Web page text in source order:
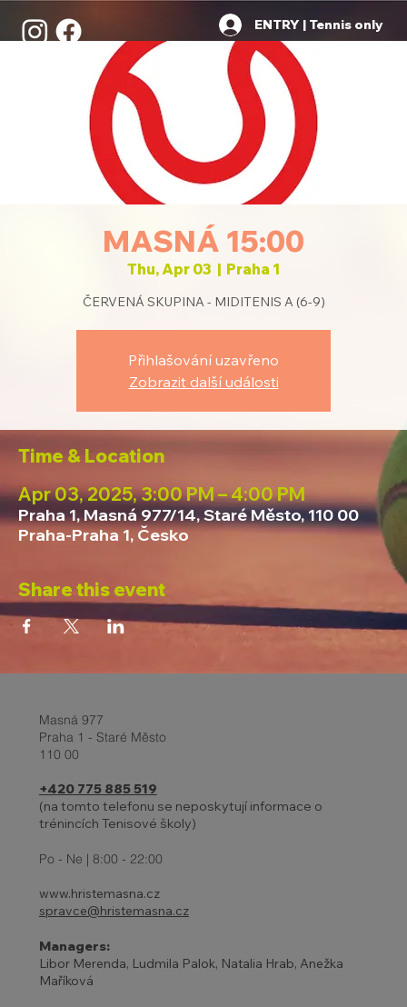
ENTRY | Tennis only
MASNÁ 15:00
Thu, Apr 03
  |
Praha 1
ČERVENÁ SKUPINA - MIDITENIS A (6-9)
Přihlašování uzavřeno
Zobrazit další události
Time & Location
Apr 03, 2025, 3:00 PM – 4:00 PM
Praha 1, Masná 977/14, Staré Město, 110 00
Praha-Praha 1, Česko
Share this event
Masná 977
Praha 1 - Staré Město
110 00
+420 775 885 519
(na tomto telefonu se neposkytují informace o
trénincích Tenisové školy)
Po - Ne | 8:00 - 22:00
www.hristemasna.cz
spravce@hristemasna.cz
Managers:
Libor Merenda, Ludmila Palok, Natalia Hrab, Anežka
Maříková